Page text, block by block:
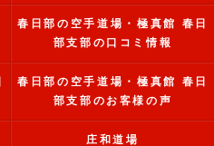
春日部の空手道場・極真館 春日
部支部の口コミ情報
春日部の空手道場・極真館 春日
部支部のお客様の声
庄和道場